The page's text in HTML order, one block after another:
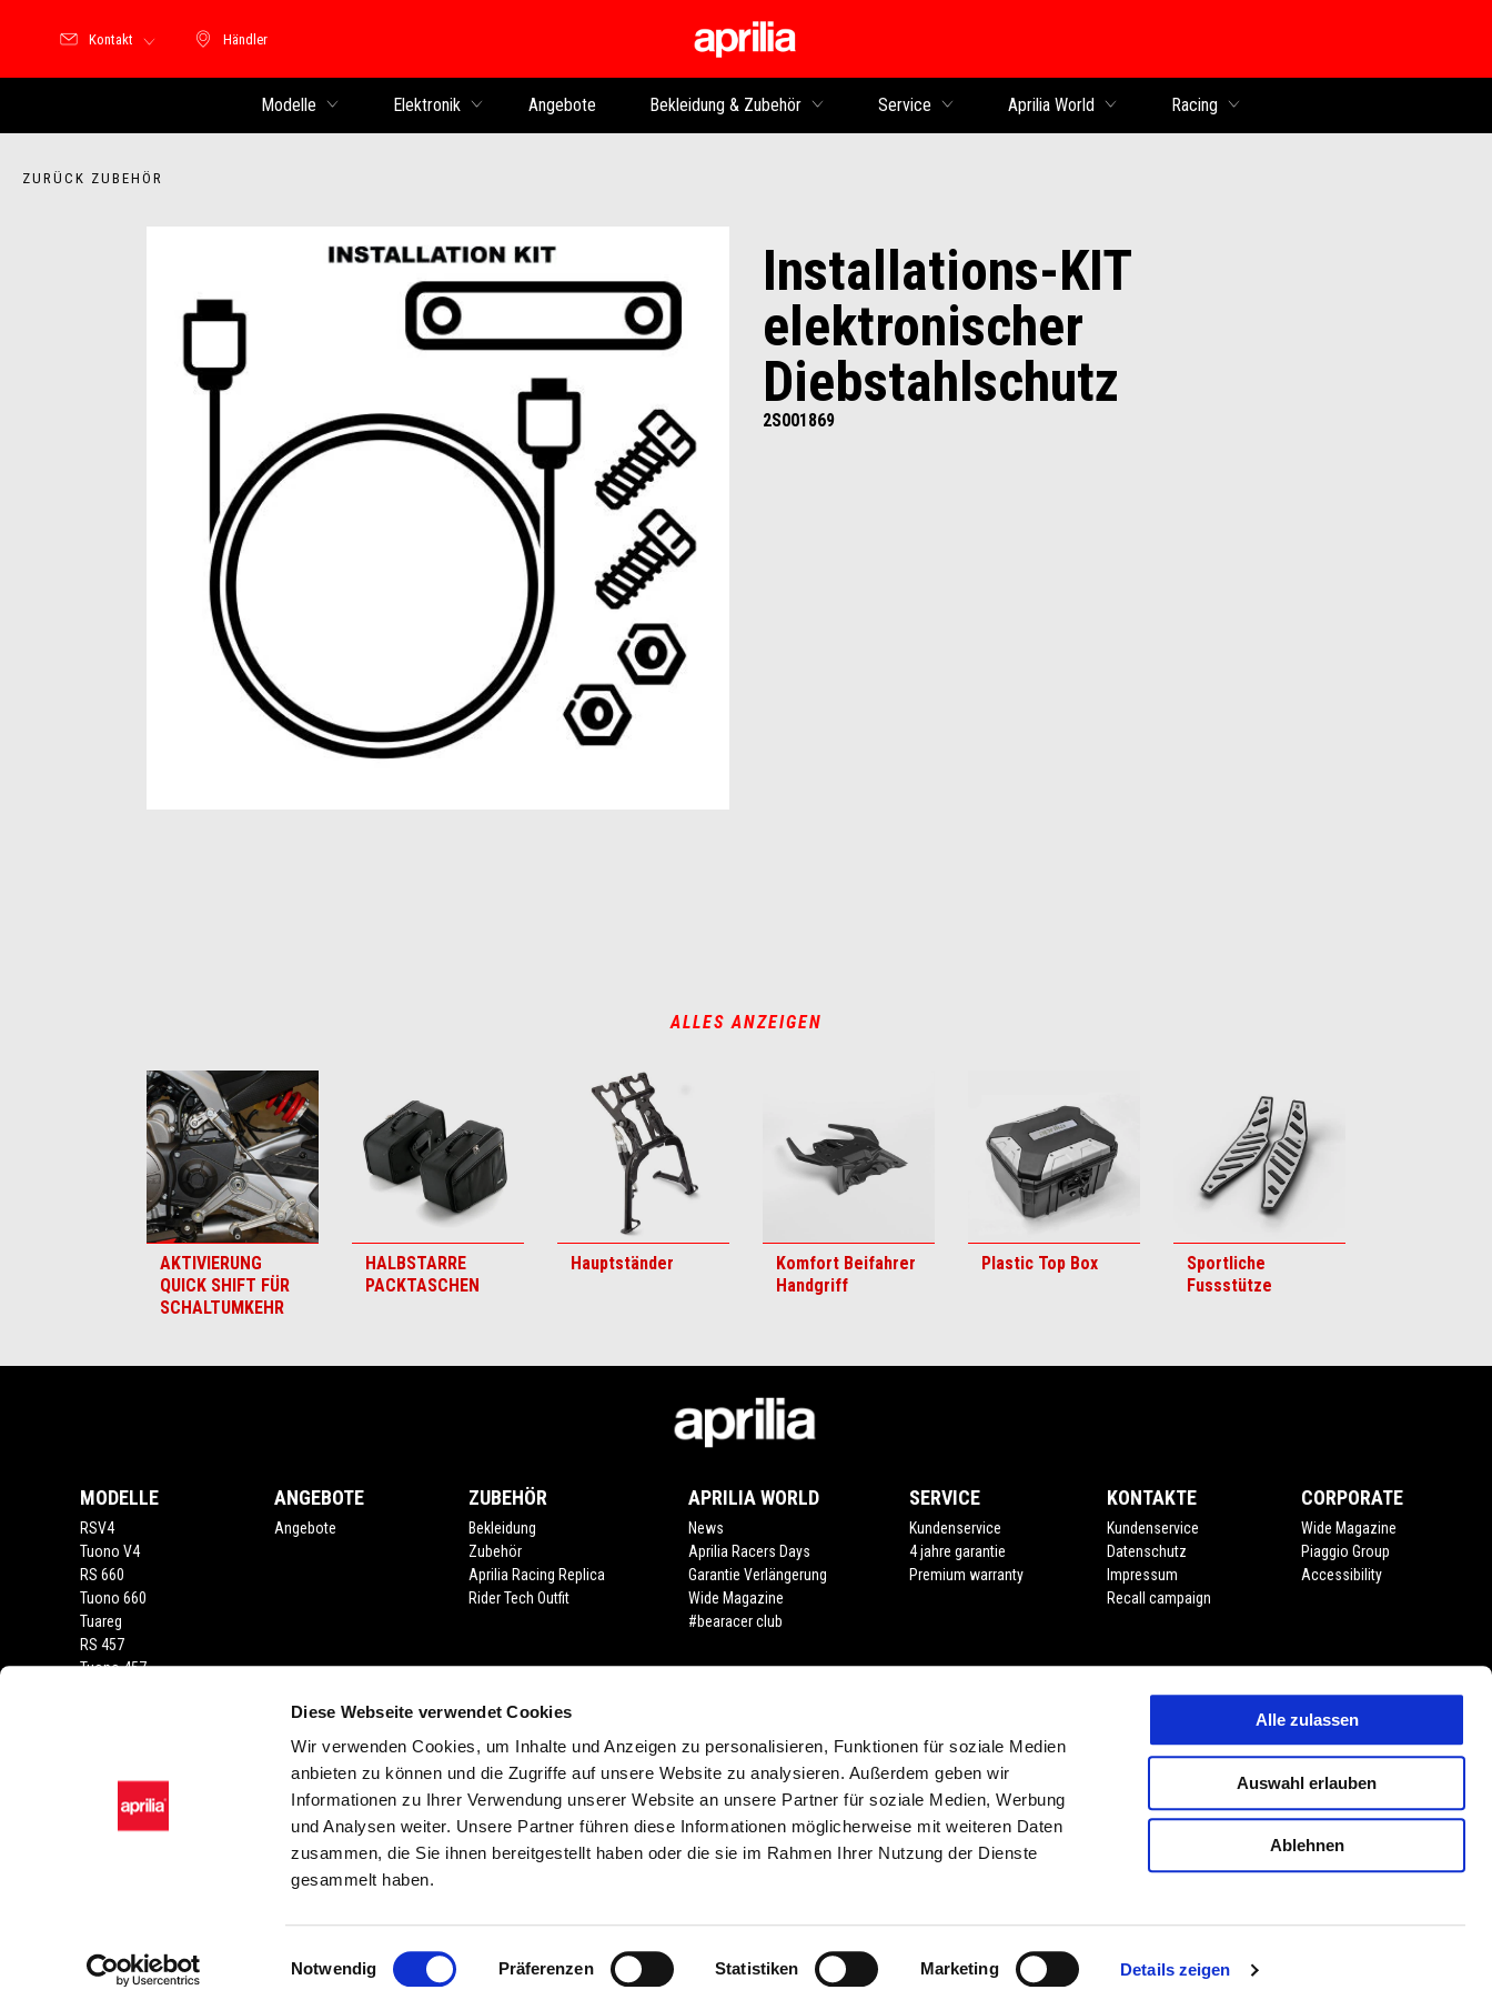
Diese Webseite verwendet Cookies
Wir verwenden Cookies, um Inhalte und Anzeigen zu personalisieren, Funktionen für soziale Medien
anbieten zu können und die Zugriffe auf unsere Website zu analysieren. Außerdem geben wir
Informationen zu Ihrer Verwendung unserer Website an unsere Partner für soziale Medien, Werbung
und Analysen weiter. Unsere Partner führen diese Informationen möglicherweise mit weiteren Daten
zusammen, die Sie ihnen bereitgestellt haben oder die sie im Rahmen Ihrer Nutzung der Dienste
gesammelt haben.
Einwilligungsauswahl
Notwendig Präferenzen Statistiken Marketing Details zeigen
Alle zulassen
Auswahl erlauben
Ablehnen
Händler
Händler
Kontakt
Modelle Elektronik Angebote Bekleidung & Zubehör Service Aprilia World Racing
ZURÜCK ZUBEHÖR
Installations-KIT
elektronischer
Diebstahlschutz
2S001869
ALLES ANZEIGEN
AKTIVIERUNG
QUICK SHIFT FÜR
SCHALTUMKEHR
HALBSTARRE
PACKTASCHEN
Hauptständer
Komfort Beifahrer
Handgriff
Plastic Top Box
Sportliche
Fussstütze
Item
MODELLE
RSV4
Tuono V4
RS 660
Tuono 660
Tuareg
RS 457
Tuono 457
SR GT 400
ANGEBOTE
Angebote
ZUBEHÖR
Bekleidung
Zubehör
Aprilia Racing Replica
Rider Tech Outfit
APRILIA WORLD
News
Aprilia Racers Days
Garantie Verlängerung
Wide Magazine
#bearacer club
SERVICE
Kundenservice
4 jahre garantie
Premium warranty
KONTAKTE
Kundenservice
Datenschutz
Impressum
Recall campaign
CORPORATE
Wide Magazine
Piaggio Group
Accessibility